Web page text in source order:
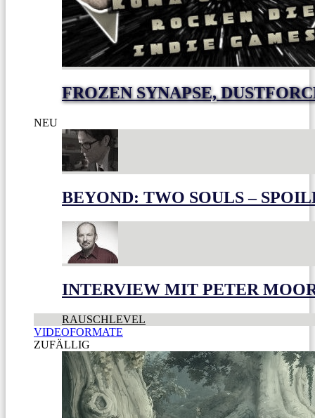
FROZEN SYNAPSE,
NEU
BEYOND: TWO SOULS –
INTERVIEW MIT PETER
RAUSCHLEVEL
VIDEOFORMATE
ZUFÄLLIG